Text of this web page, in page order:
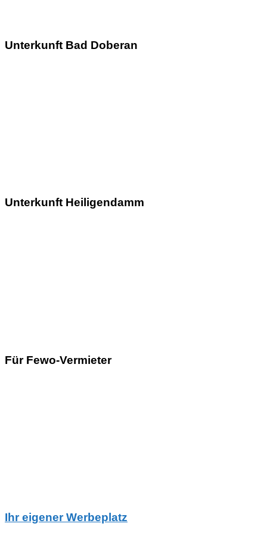
Unterkunft Bad Doberan
Unterkunft Heiligendamm
Für Fewo-Vermieter
Ihr eigener Werbeplatz